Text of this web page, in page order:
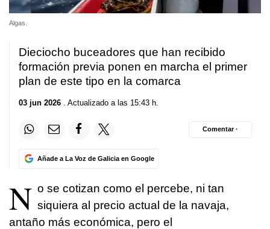
Algas.
Dieciocho buceadores que han recibido
formación previa ponen en marcha el primer
plan de este tipo en la comarca
03 jun 2026 . Actualizado a las 15:43 h.
Añade a La Voz de Galicia en Google
Comentar ·
N o se cotizan como el percebe, ni tan
siquiera al precio actual de la navaja,
antaño más económica, pero el